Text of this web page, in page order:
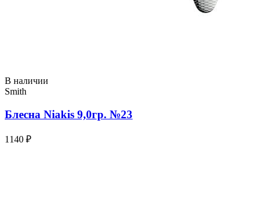
В наличии
Smith
Блесна Niakis 9,0гр. №23
1140 ₽